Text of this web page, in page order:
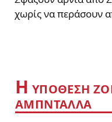
χωρίς να περάσουν
Η YΠΟΘΕΣΗ
ΑΜΠΝΤΑΛΛΑ